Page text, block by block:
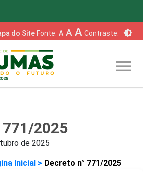
do Site Fonte: A A A Contraste: brightness_6
menu
771/2025
de 2025
Inicial > Decreto n° 771/2025